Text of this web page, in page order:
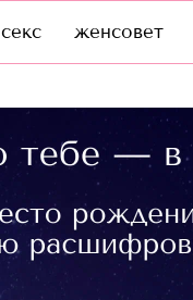
секс женсовет